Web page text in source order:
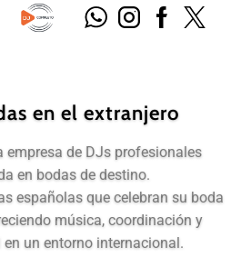
en el extranjero
empresa de DJs profesionales
en bodas de destino.
españolas que celebran su boda
música, coordinación y
un entorno internacional.